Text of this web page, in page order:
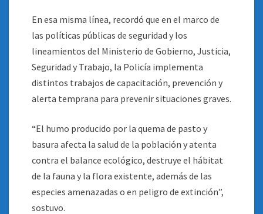
En esa misma línea, recordó que en el marco de
las políticas públicas de seguridad y los
lineamientos del Ministerio de Gobierno, Justicia,
Seguridad y Trabajo, la Policía implementa
distintos trabajos de capacitación, prevención y
alerta temprana para prevenir situaciones graves.
“El humo producido por la quema de pasto y
basura afecta la salud de la población y atenta
contra el balance ecológico, destruye el hábitat
de la fauna y la flora existente, además de las
especies amenazadas o en peligro de extinción”,
sostuvo.